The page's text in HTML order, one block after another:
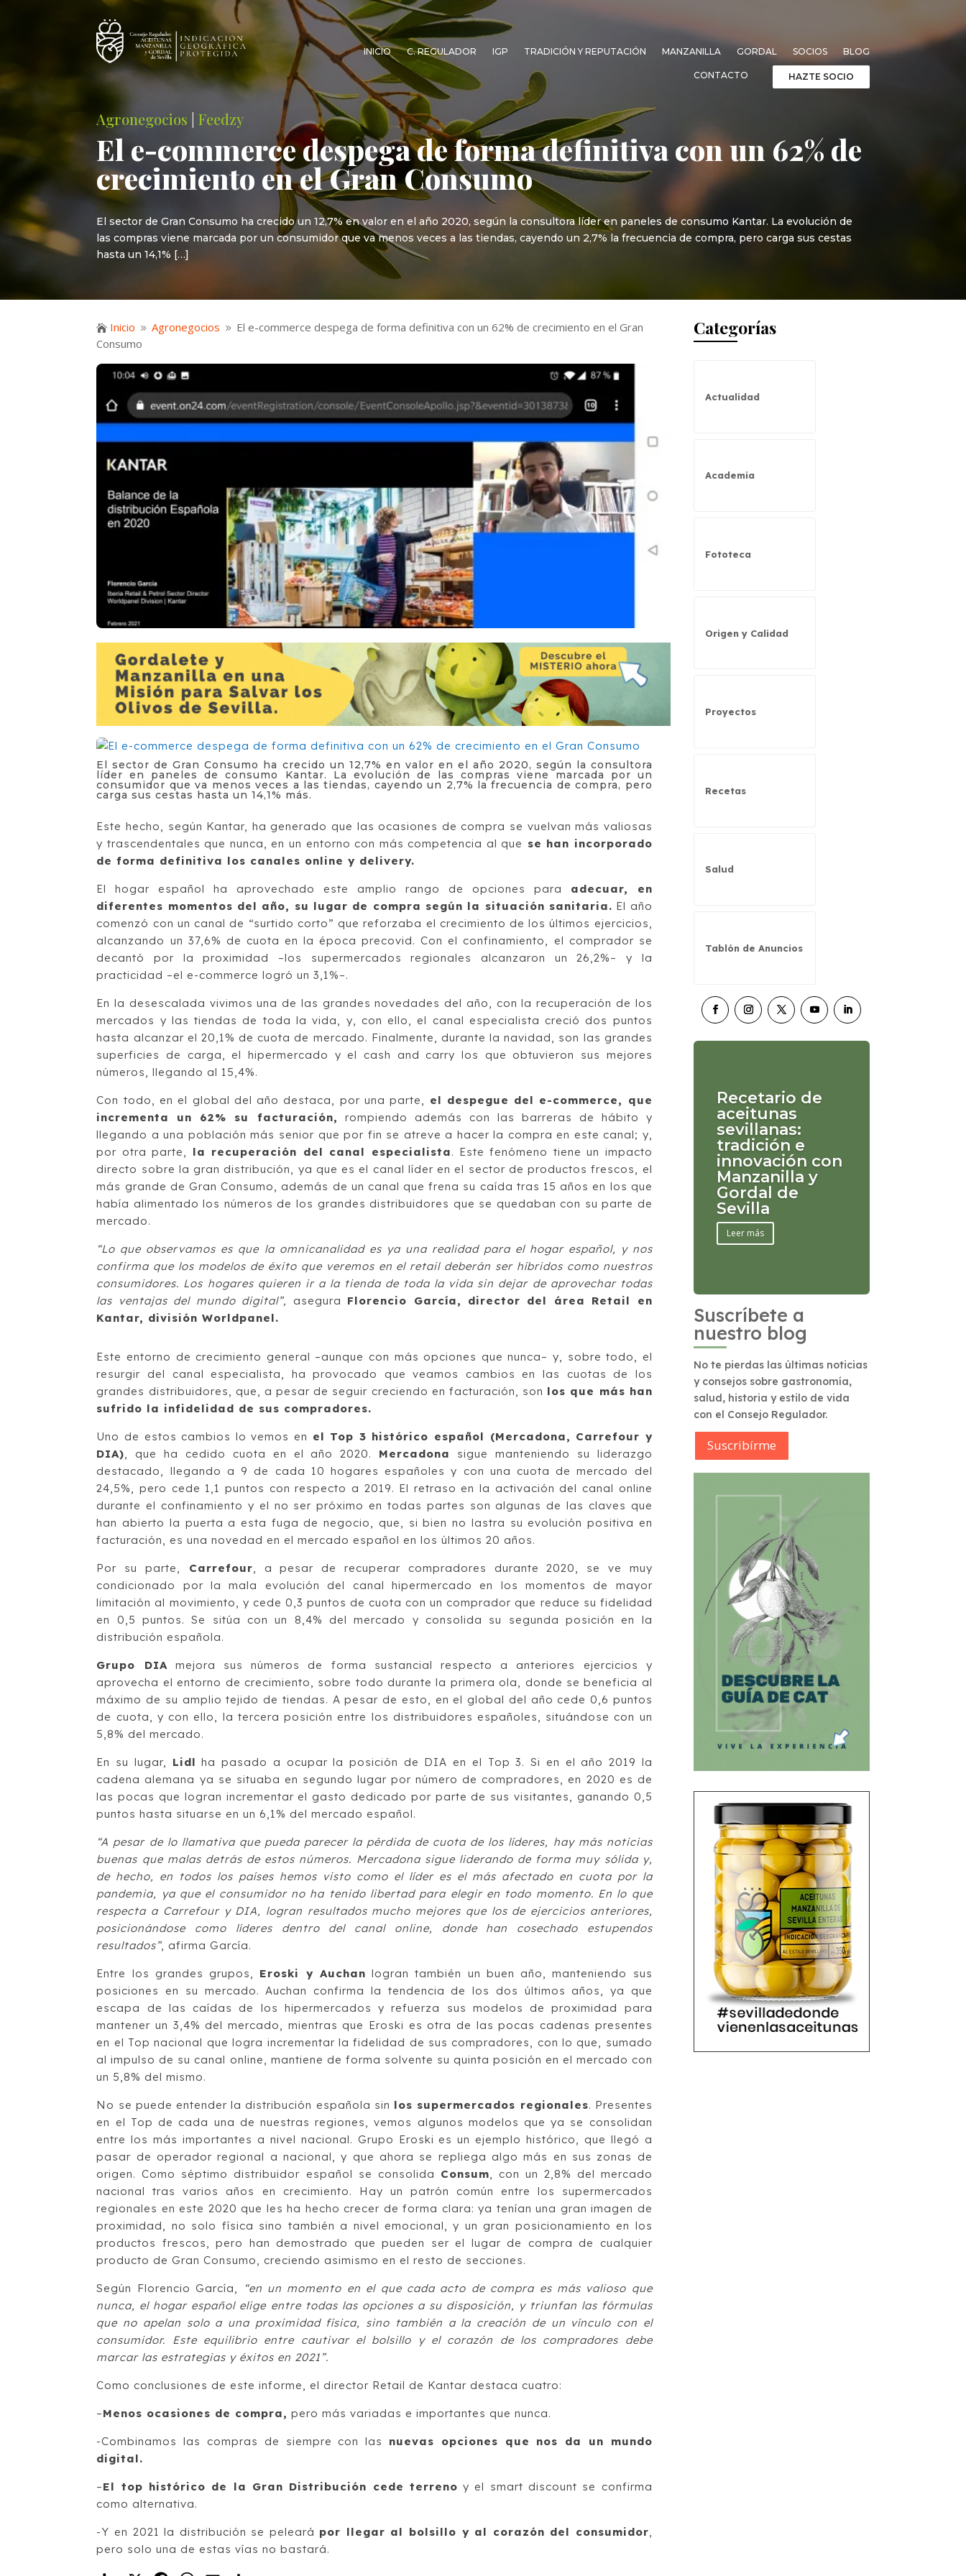
INICIO C. REGULADOR IGP TRADICIÓN Y REPUTACIÓN MANZANILLA GORDAL SOCIOS BLOG
CONTACTO HAZTE SOCIO
Agronegocios |Feedzy
El e-commerce despega de forma definitiva con un 62% de
crecimiento en el Gran Consumo
El sector de Gran Consumo ha crecido un 12,7% en valor en el año 2020, según la consultora líder en paneles de consumo Kantar. La evolución de
las compras viene marcada por un consumidor que va menos veces a las tiendas, cayendo un 2,7% la frecuencia de compra, pero carga sus cestas
hasta un 14,1% […]
 Inicio 9 Agronegocios 9 El e-commerce despega de forma definitiva con un 62% de crecimiento en el Gran
Consumo
El sector de Gran Consumo ha crecido un 12,7% en valor en el año 2020, según la consultora
líder en paneles de consumo Kantar. La evolución de las compras viene marcada por un
consumidor que va menos veces a las tiendas, cayendo un 2,7% la frecuencia de compra, pero
carga sus cestas hasta un 14,1% más.
Este hecho, según Kantar, ha generado que las ocasiones de compra se vuelvan más valiosas
y trascendentales que nunca, en un entorno con más competencia al que se han incorporado
de forma definitiva los canales online y delivery.
El hogar español ha aprovechado este amplio rango de opciones para adecuar, en
diferentes momentos del año, su lugar de compra según la situación sanitaria. El año
comenzó con un canal de “surtido corto” que reforzaba el crecimiento de los últimos ejercicios,
alcanzando un 37,6% de cuota en la época precovid. Con el confinamiento, el comprador se
decantó por la proximidad –los supermercados regionales alcanzaron un 26,2%– y la
practicidad –el e-commerce logró un 3,1%–.
En la desescalada vivimos una de las grandes novedades del año, con la recuperación de los
mercados y las tiendas de toda la vida, y, con ello, el canal especialista creció dos puntos
hasta alcanzar el 20,1% de cuota de mercado. Finalmente, durante la navidad, son las grandes
superficies de carga, el hipermercado y el cash and carry los que obtuvieron sus mejores
números, llegando al 15,4%.
Con todo, en el global del año destaca, por una parte, el despegue del e-commerce, que
incrementa un 62% su facturación, rompiendo además con las barreras de hábito y
llegando a una población más senior que por fin se atreve a hacer la compra en este canal; y,
por otra parte, la recuperación del canal especialista. Este fenómeno tiene un impacto
directo sobre la gran distribución, ya que es el canal líder en el sector de productos frescos, el
más grande de Gran Consumo, además de un canal que frena su caída tras 15 años en los que
había alimentado los números de los grandes distribuidores que se quedaban con su parte de
mercado.
“Lo que observamos es que la omnicanalidad es ya una realidad para el hogar español, y nos
confirma que los modelos de éxito que veremos en el retail deberán ser híbridos como nuestros
consumidores. Los hogares quieren ir a la tienda de toda la vida sin dejar de aprovechar todas
las ventajas del mundo digital”,
asegura Florencio García, director del área Retail en
Kantar, división Worldpanel.
Este entorno de crecimiento general –aunque con más opciones que nunca– y, sobre todo, el
resurgir del canal especialista, ha provocado que veamos cambios en las cuotas de los
grandes distribuidores, que, a pesar de seguir creciendo en facturación, son los que más han
sufrido la infidelidad de sus compradores.
Uno de estos cambios lo vemos en el Top 3 histórico español (Mercadona, Carrefour y
DIA), que ha cedido cuota en el año 2020. Mercadona
sigue manteniendo su liderazgo
destacado, llegando a 9 de cada 10 hogares españoles y con una cuota de mercado del
24,5%, pero cede 1,1 puntos con respecto a 2019. El retraso en la activación del canal online
durante el confinamiento y el no ser próximo en todas partes son algunas de las claves que
han abierto la puerta a esta fuga de negocio, que, si bien no lastra su evolución positiva en
facturación, es una novedad en el mercado español en los últimos 20 años.
Por su parte, Carrefour, a pesar de recuperar compradores durante 2020, se ve muy
condicionado por la mala evolución del canal hipermercado en los momentos de mayor
limitación al movimiento, y cede 0,3 puntos de cuota con un comprador que reduce su fidelidad
en 0,5 puntos. Se sitúa con un 8,4% del mercado y consolida su segunda posición en la
distribución española.
Grupo DIAmejora sus números de forma sustancial respecto a anteriores ejercicios y
aprovecha el entorno de crecimiento, sobre todo durante la primera ola, donde se beneficia al
máximo de su amplio tejido de tiendas. A pesar de esto, en el global del año cede 0,6 puntos
de cuota, y con ello, la tercera posición entre los distribuidores españoles, situándose con un
5,8% del mercado.
En su lugar, Lidl ha pasado a ocupar la posición de DIA en el Top 3. Si en el año 2019 la
cadena alemana ya se situaba en segundo lugar por número de compradores, en 2020 es de
las pocas que logran incrementar el gasto dedicado por parte de sus visitantes, ganando 0,5
puntos hasta situarse en un 6,1% del mercado español.
“A pesar de lo llamativa que pueda parecer la pérdida de cuota de los líderes, hay más noticias
buenas que malas detrás de estos números. Mercadona sigue liderando de forma muy sólida y,
de hecho, en todos los países hemos visto como el líder es el más afectado en cuota por la
pandemia, ya que el consumidor no ha tenido libertad para elegir en todo momento. En lo que
respecta a Carrefour y DIA, logran resultados mucho mejores que los de ejercicios anteriores,
posicionándose como líderes dentro del canal online, donde han cosechado estupendos
resultados”, afirma García.
Entre los grandes grupos, Eroski y Auchan logran también un buen año, manteniendo sus
posiciones en su mercado. Auchan confirma la tendencia de los dos últimos años, ya que
escapa de las caídas de los hipermercados y refuerza sus modelos de proximidad para
mantener un 3,4% del mercado, mientras que Eroski es otra de las pocas cadenas presentes
en el Top nacional que logra incrementar la fidelidad de sus compradores, con lo que, sumado
al impulso de su canal online, mantiene de forma solvente su quinta posición en el mercado con
un 5,8% del mismo.
No se puede entender la distribución española sin los supermercados regionales. Presentes
en el Top de cada una de nuestras regiones, vemos algunos modelos que ya se consolidan
entre los más importantes a nivel nacional. Grupo Eroski es un ejemplo histórico, que llegó a
pasar de operador regional a nacional, y que ahora se repliega algo más en sus zonas de
origen. Como séptimo distribuidor español se consolida Consum, con un 2,8% del mercado
nacional tras varios años en crecimiento. Hay un patrón común entre los supermercados
regionales en este 2020 que les ha hecho crecer de forma clara: ya tenían una gran imagen de
proximidad, no solo física sino también a nivel emocional, y un gran posicionamiento en los
productos frescos, pero han demostrado que pueden ser el lugar de compra de cualquier
producto de Gran Consumo, creciendo asimismo en el resto de secciones.
Según Florencio García,
“en un momento en el que cada acto de compra es más valioso que
nunca, el hogar español elige entre todas las opciones a su disposición, y triunfan las fórmulas
que no apelan solo a una proximidad física, sino también a la creación de un vínculo con el
consumidor. Este equilibrio entre cautivar el bolsillo y el corazón de los compradores debe
marcar las estrategias y éxitos en 2021”.
Como conclusiones de este informe, el director Retail de Kantar destaca cuatro:
–Menos ocasiones de compra, pero más variadas e importantes que nunca.
-Combinamos las compras de siempre con las nuevas opciones que nos da un mundo
digital.
–El top histórico de la Gran Distribución cede terreno y el smart discount se confirma
como alternativa.
-Y en 2021 la distribución se peleará por llegar al bolsillo y al corazón del consumidor,
pero solo una de estas vías no bastará.
Categorías
Actualidad
Academia
Fototeca
Origen y Calidad
Proyectos
Recetas
Salud
Tablón de Anuncios
Recetario de
aceitunas
sevillanas:
tradición e
innovación con
Manzanilla y
Gordal de
Sevilla
Leer más
Suscríbete a
nuestro blog
No te pierdas las últimas noticias
y consejos sobre gastronomía,
salud, historia y estilo de vida
con el Consejo Regulador.
Suscribírme